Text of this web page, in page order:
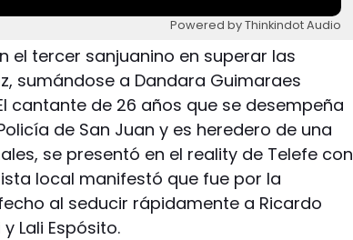
Powered by Thinkindot Audio
el tercer sanjuanino en superar las
sumándose a Dandara Guimaraes
cantante de 26 años que se desempeña
de San Juan y es heredero de una
se presentó en el reality de Telefe con
local manifestó que fue por la
al seducir rápidamente a Ricardo
Lali Espósito.